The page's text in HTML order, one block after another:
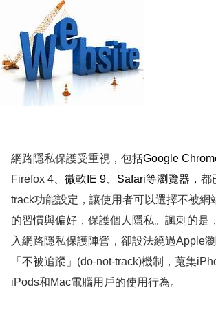
網路隱私保護受重視，包括Google
Firefox 4、 微軟 IE 9、 Safari等瀏覽器， 都
track功能設定，讓使用者可以選擇不被網
的習慣與偏好，保護個人隱私。諷刺的是，
入網路隱私保護陣營，卻設法繞過Apple
「不被追蹤」 (do-not-track)機制，蒐集
iPods和Mac電腦用戶的使用行為。